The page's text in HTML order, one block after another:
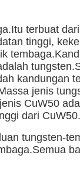
terbuat
tinggi,
kandungan
jenis
CuW50
dari CuW50.
tungsten-